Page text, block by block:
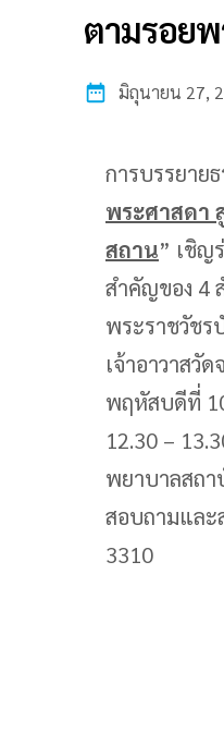
ตามรอย
มิถุนายน 27,
การบรรยายธ
พระศาสดา
สถาน” เชิญ
สำคัญของ 4
พระราชวัชร
เจ้าอาวาสวั
พฤหัสบดีที่
12.30 –
พยาบาลสถ
สอบถามและ
3310